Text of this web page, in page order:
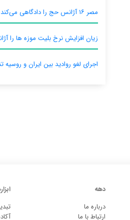
مصر ۱۶ آژانس حج را دادگاهی می‌کند
زیان افزایش نرخ بلیت موزه ها را
اجرای لغو روادید بین ایران و
دهه
درباره ما
ارتباط با ما